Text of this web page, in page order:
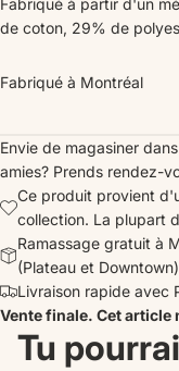
Fabriqué à partir d'un
de coton, 29% de
Fabriqué à Montréal
Envie de magasiner
amies? Prends rendez-
Ce produit provient
collection. La plupart
Ramassage gratuit à
(Plateau et Downtown)
Livraison rapide avec
Vente finale. Cet article
Tu